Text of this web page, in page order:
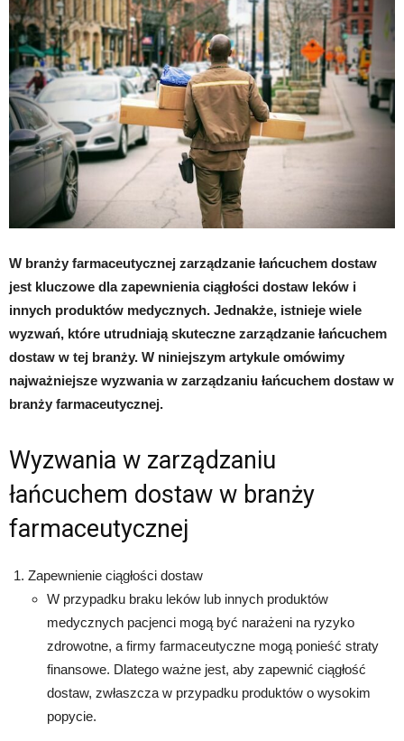
W branży farmaceutycznej zarządzanie łańcuchem dostaw
jest kluczowe dla zapewnienia ciągłości dostaw leków i
innych produktów medycznych. Jednakże, istnieje wiele
wyzwań, które utrudniają skuteczne zarządzanie łańcuchem
dostaw w tej branży. W niniejszym artykule omówimy
najważniejsze wyzwania w zarządzaniu łańcuchem dostaw w
branży farmaceutycznej.
Wyzwania w zarządzaniu
łańcuchem dostaw w branży
farmaceutycznej
Zapewnienie ciągłości dostaw
W przypadku braku leków lub innych produktów
medycznych pacjenci mogą być narażeni na ryzyko
zdrowotne, a firmy farmaceutyczne mogą ponieść straty
finansowe. Dlatego ważne jest, aby zapewnić ciągłość
dostaw, zwłaszcza w przypadku produktów o wysokim
popycie.